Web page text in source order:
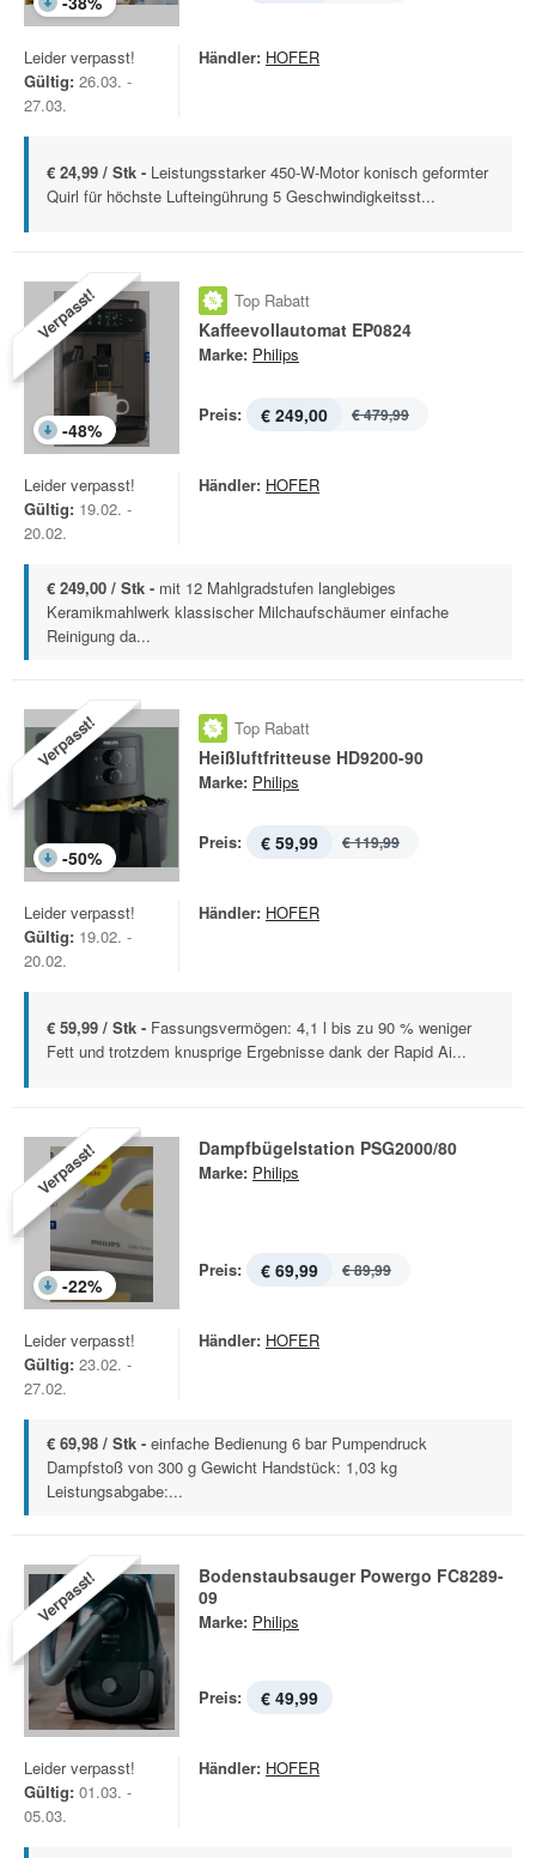
Leider verpasst!
Gültig: 26.03. -
27.03.
Händler: HOFER
€ 24,99 / Stk - Leistungsstarker 450-W-Motor konisch geformter
Quirl für höchste Lufteingührung 5 Geschwindigkeitsst...
Verpasst!
-48%
Top Rabatt
Kaffeevollautomat EP0824
Marke: Philips
Preis: € 249,00 € 479,99
Leider verpasst!
Gültig: 19.02. -
20.02.
Händler: HOFER
€ 249,00 / Stk - mit 12 Mahlgradstufen langlebiges
Keramikmahlwerk klassischer Milchaufschäumer einfache
Reinigung da...
Verpasst!
-50%
Top Rabatt
Heißluftfritteuse HD9200-90
Marke: Philips
Preis: € 59,99 € 119,99
Leider verpasst!
Gültig: 19.02. -
20.02.
Händler: HOFER
€ 59,99 / Stk - Fassungsvermögen: 4,1 l bis zu 90 % weniger
Fett und trotzdem knusprige Ergebnisse dank der Rapid Ai...
Verpasst!
-22%
Dampfbügelstation PSG2000/80
Marke: Philips
Preis: € 69,99 € 89,99
Leider verpasst!
Gültig: 23.02. -
27.02.
Händler: HOFER
€ 69,98 / Stk - einfache Bedienung 6 bar Pumpendruck
Dampfstoß von 300 g Gewicht Handstück: 1,03 kg
Leistungsabgabe:...
Verpasst!
Bodenstaubsauger Powergo FC8289-
09
Marke: Philips
Preis: € 49,99
Leider verpasst!
Gültig: 01.03. -
05.03.
Händler: HOFER